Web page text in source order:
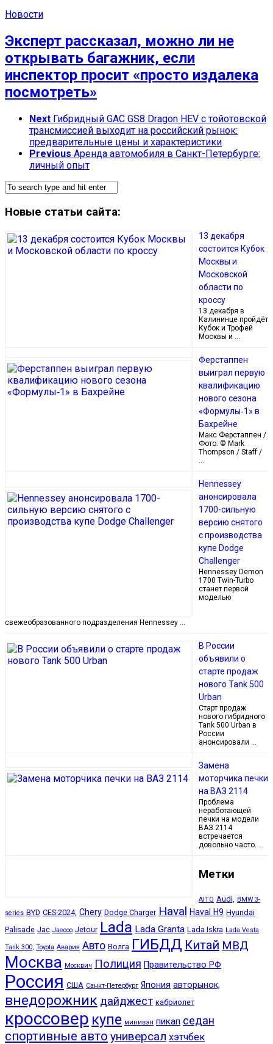
Новости
Эксперт рассказал, можно ли не
открывать багажник, если
инспектор просит «просто издалека
посмотреть»
Next Гибридный GAC GS8 Dragon HEV с тойотовской
трансмиссией выходит на российский рынок:
предварительные цены и характеристики
Previous Аренда автомобиля в Санкт-Петербурге:
личный опыт
Новые статьи сайта:
13 декабря
состоится Кубок
Москвы и
Московской
области по
кроссу
13 декабря в
Калининце пройдёт
Кубок и Трофей
Москвы и …
Ферстаппен
выиграл первую
квалификацию
нового сезона
«Формулы‑1» в
Бахрейне
Макс Ферстаппен /
Фото: © Mark
Thompson / Staff /
…
Hennessey
анонсировала
1700-сильную
версию снятого
с производства
купе Dodge
Challenger
Hennessey Demon
1700 Twin-Turbo
станет первой
моделью
свежеобразованного подразделения Hennessey …
В России
объявили о
старте продаж
нового Tank 500
Urban
Старт продаж
нового гибридного
Tank 500 Urban в
России
анонсировали …
Замена
моторчика печки
на ВАЗ 2114
Проблема
неработающей
печки на модели
ВАЗ 2114
встречается
довольно часто. …
Метки
AITO Audi,
BMW 3-
series BYD CES-2024, Chery Dodge Charger Haval Haval H9 Hyundai
Palisade Jac Jaecoo Jetour Lada Lada Granta Lada Iskra Lada Vesta
Tank 300, Toyota Авария Авто Волга ГИБДД Китай МВД
Москва Москвич Полиция Правительство РФ
Россия США Санкт-Петербург Япония авторынок,
внедорожник дайджест кабриолет
кроссовер купе минивэн пикап седан
спортивные авто универсал хэтчбек